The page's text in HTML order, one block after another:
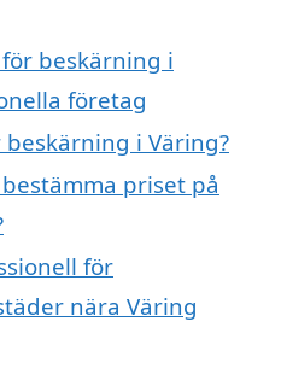
beskärning i
företag
i Väring?
priset på
för
nära Väring